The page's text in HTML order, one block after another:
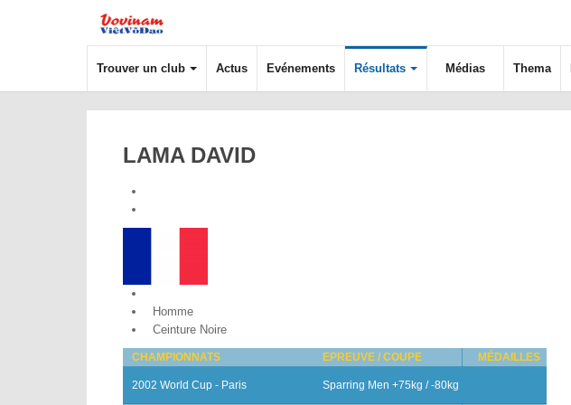
Trouver un club Actus Evénements Résultats Médias Thema
LAMA DAVID
Homme
Ceinture Noire
CHAMPIONNATS EPREUVE / COUPE MÉDAILLES
2002 World Cup - Paris Sparring Men +75kg / -80kg